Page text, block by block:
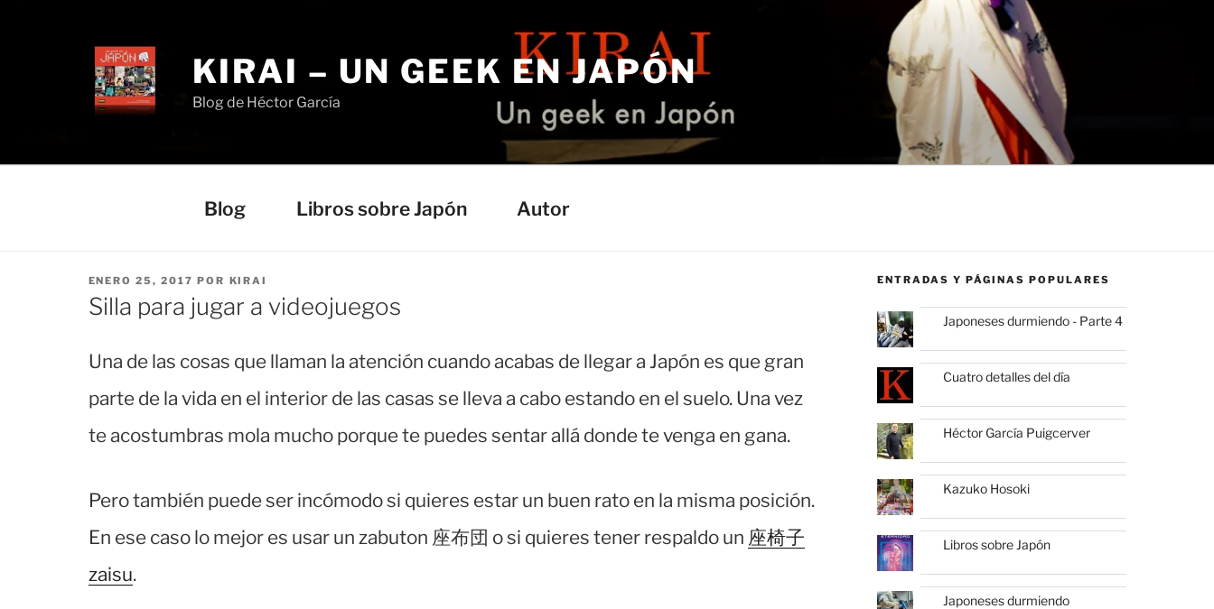
KIRAI – UN GEEK EN JAPÓN
Blog de Héctor García
Blog Libros sobre Japón Autor
PUBLICADO
EL
ENERO 25, 2017 POR KIRAI
Silla para jugar a videojuegos
Una de las cosas que llaman la atención cuando acabas de llegar a Japón es que gran
parte de la vida en el interior de las casas se lleva a cabo estando en el suelo. Una vez
te acostumbras mola mucho porque te puedes sentar allá donde te venga en gana.
Pero también puede ser incómodo si quieres estar un buen rato en la misma posición.
En ese caso lo mejor es usar un zabuton 座布団 o si quieres tener respaldo un 座椅子
zaisu.
ENTRADAS Y PÁGINAS POPULARES
Japoneses durmiendo - Parte 4
Cuatro detalles del día
Héctor García Puigcerver
Kazuko Hosoki
Libros sobre Japón
Japoneses durmiendo